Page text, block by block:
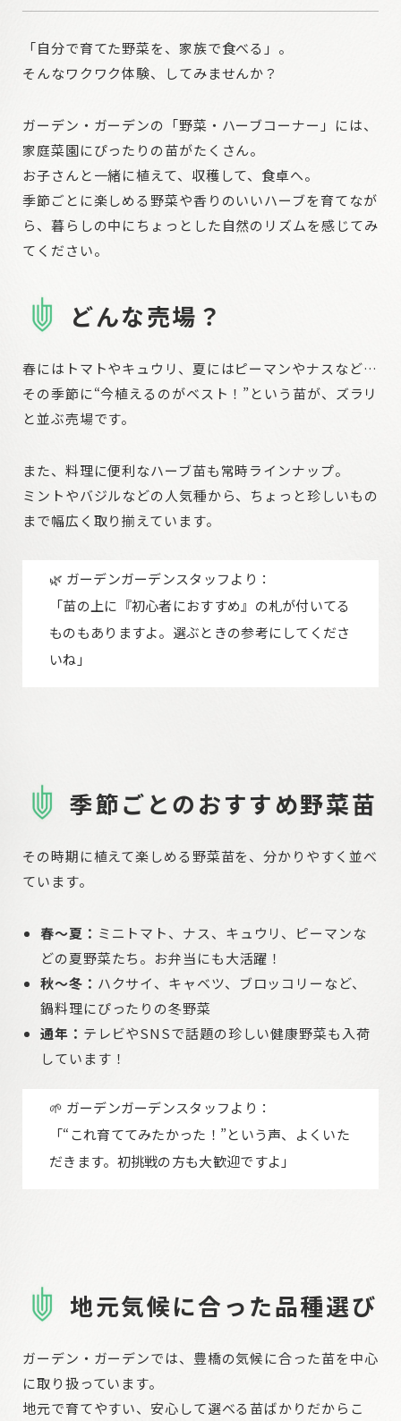
「自分で育てた野菜を、家族で食べる」。
そんなワクワク体験、してみませんか？
ガーデン・ガーデンの「野菜・ハーブコーナー」には、
家庭菜園にぴったりの苗がたくさん。
お子さんと一緒に植えて、収穫して、食卓へ。
季節ごとに楽しめる野菜や香りのいいハーブを育てなが
ら、暮らしの中にちょっとした自然のリズムを感じてみ
てください。
どんな売場？
春にはトマトやキュウリ、夏にはピーマンやナスなど…
その季節に“今植えるのがベスト！”という苗が、ズラリ
と並ぶ売場です。
また、料理に便利なハーブ苗も常時ラインナップ。
ミントやバジルなどの人気種から、ちょっと珍しいもの
まで幅広く取り揃えています。
🌿 ガーデンガーデンスタッフより：
「苗の上に『初心者におすすめ』の札が付いてる
ものもありますよ。選ぶときの参考にしてくださ
いね」
季節ごとのおすすめ野菜苗
その時期に植えて楽しめる野菜苗を、分かりやすく並べ
ています。
春〜夏： ミニトマト、ナス、キュウリ、ピーマンな
どの夏野菜たち。お弁当にも大活躍！
秋〜冬： ハクサイ、キャベツ、ブロッコリーなど、
鍋料理にぴったりの冬野菜
通年： テレビやSNSで話題の珍しい健康野菜も入荷
しています！
🌱 ガーデンガーデンスタッフより：
「“これ育ててみたかった！”という声、よくいた
だきます。初挑戦の方も大歓迎ですよ」
地元気候に合った品種選び
ガーデン・ガーデンでは、豊橋の気候に合った苗を中心
に取り扱っています。
地元で育てやすい、安心して選べる苗ばかりだからこ